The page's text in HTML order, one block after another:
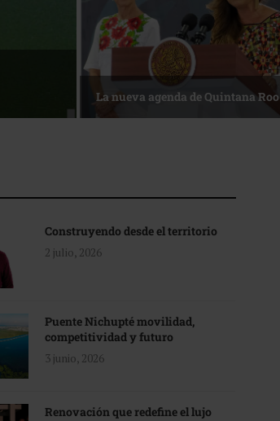
La nueva agenda de Quintana Roo
Construyendo desde el territorio
2 julio, 2026
Puente Nichupté movilidad,
competitividad y futuro
3 junio, 2026
Renovación que redefine el lujo